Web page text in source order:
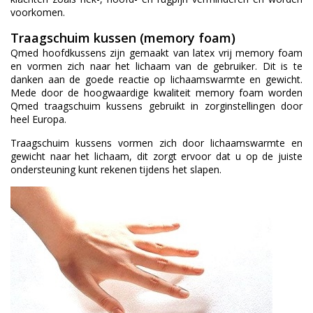
voorkomen.
Traagschuim kussen (memory foam)
Qmed hoofdkussens zijn gemaakt van latex vrij memory foam
en vormen zich naar het lichaam van de gebruiker. Dit is te
danken aan de goede reactie op lichaamswarmte en gewicht.
Mede door de hoogwaardige kwaliteit memory foam worden
Qmed traagschuim kussens gebruikt in zorginstellingen door
heel Europa.
Traagschuim kussens vormen zich door lichaamswarmte en
gewicht naar het lichaam, dit zorgt ervoor dat u op de juiste
ondersteuning kunt rekenen tijdens het slapen.